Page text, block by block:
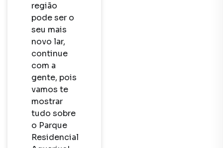
região
pode ser o
seu mais
novo lar,
continue
com a
gente, pois
vamos te
mostrar
tudo sobre
o Parque
Residencial